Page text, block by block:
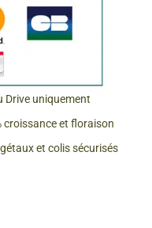
Drive uniquement
croissance et floraison
et colis sécurisés